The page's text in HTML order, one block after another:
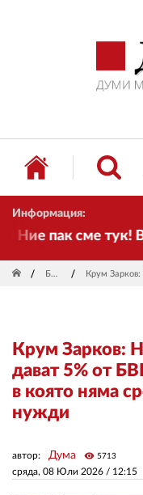
Информация:
пак сме тук!
България
Крум Зарков:
дават 5% от
в която няма
нужди
сряда, 08 Юли 2026 / 12:15
автор: Дума visibility 5713